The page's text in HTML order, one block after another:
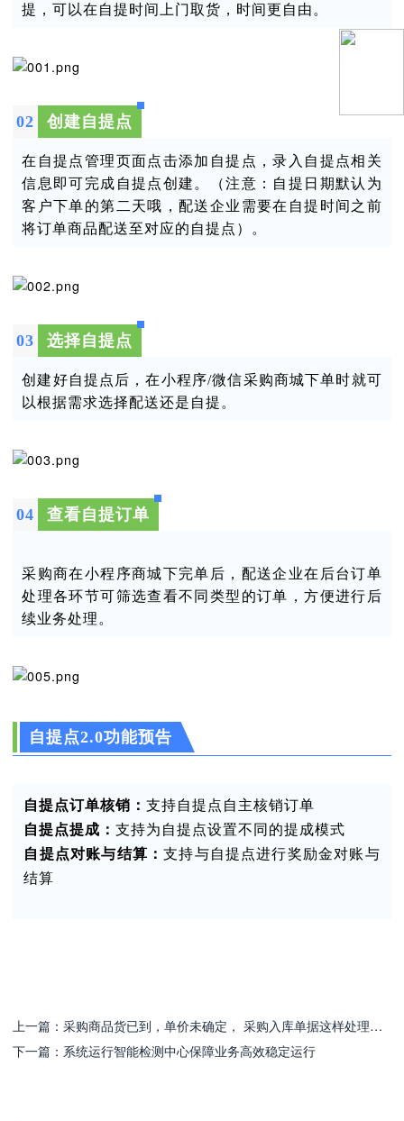
提，可以在自提时间上门取货，时间更自由。
02 创建自提点
在自提点管理页面点击添加自提点，录入自提点相关
信息即可完成自提点创建。（注意：自提日期默认为
客户下单的第二天哦，配送企业需要在自提时间之前
将订单商品配送至对应的自提点）。
03 选择自提点
创建好自提点后，在小程序/微信采购商城下单时就可
以根据需求选择配送还是自提。
04 查看自提订单
采购商在小程序商城下完单后，配送企业在后台订单
处理各环节可筛选查看不同类型的订单，方便进行后
续业务处理。
自提点2.0功能预告
自提点订单核销 ：支持自提点自主核销订单
自提点提成：支持为自提点设置不同的提成模式
自提点对账与结算：支持与自提点进行奖励金对账与
结算
上一篇：
采购商品货已到，单价未确定， 采购入库单据这样处理数据更准确~
下一篇： 系统运行智能检测中心保障业务高效稳定运行